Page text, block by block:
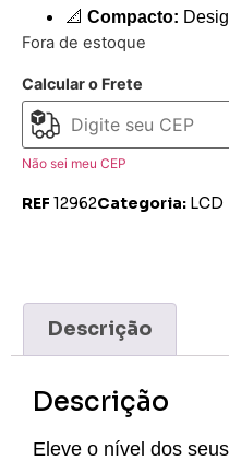
📐 Compacto:
Fora de estoque
Calcular o Frete
Não sei meu CEP
REF 12962Categoria: LCD
Descrição
Descrição
Eleve o nível dos